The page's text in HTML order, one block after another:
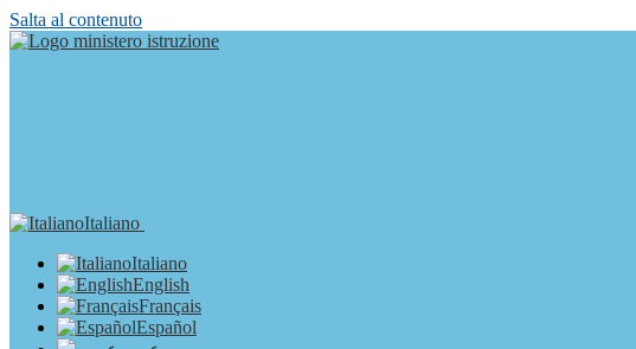
Salta al contenuto
Italiano
Italiano
English
Français
Español